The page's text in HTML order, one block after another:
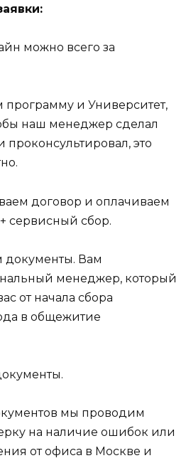
можно всего за
программу и Университет,
наш менеджер сделал
проконсультировал, это
договор и оплачиваем
сервисный сбор.
документы. Вам
менеджер, который
от начала сбора
в общежитие
мы проводим
на наличие ошибок или
от офиса в Москве и